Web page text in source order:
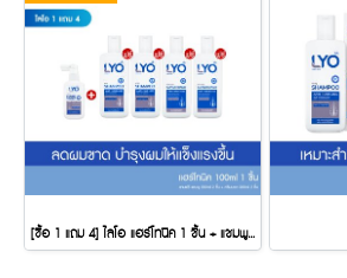
[ซื้อ 1 แถม 4] ไลโอ แฮร์โทนิค 1 ชื้น + แชมพู 2 ชิ้น + ครีมนวดผม 2 ชิ้น